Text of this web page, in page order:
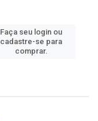
Faça seu login ou
cadastre-se para
comprar.